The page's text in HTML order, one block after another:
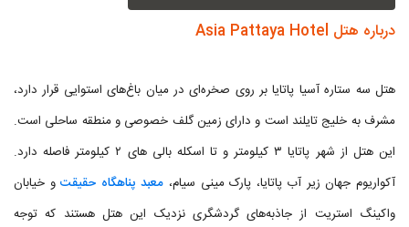
درباره هتل Asia Pattaya Hotel
هتل سه ستاره آسیا پاتایا بر روی صخره‌ای در میان باغ‌های استوایی قرار دارد،
مشرف به خلیج تایلند است و دارای زمین گلف خصوصی و منطقه ساحلی است.
این هتل از شهر پاتایا ۳ کیلومتر و تا اسکله بالی‌ های ۲ کیلومتر فاصله دارد.
آکواریوم جهان زیر آب پاتایا، پارک مینی سیام، معبد پناهگاه حقیقتو خیابان
واکینگ استریت از جاذبه‌های گردشگری نزدیک این هتل هستند که توجه